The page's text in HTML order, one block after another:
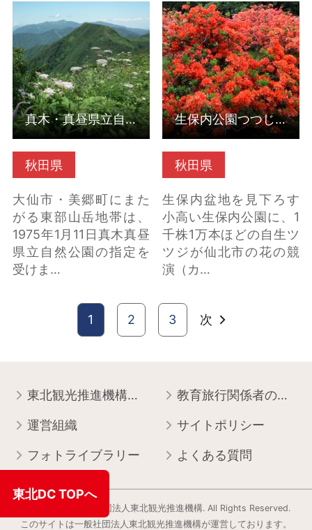
秋田県
大仙市・美郷町にまた
がる東部山岳地帯は、
1975年1月11日真木真昼
県立自然公園の指定を
受けま…
園（秋田県美郷町） の
詳細はこちら
真木・真昼県立自然公園（秋田県美郷町）
秋田県
生保内盆地を見下ろす
小高い生保内公園に、1
千株1万本ほどの自生ツ
ツジが仙北市の花の競
演（カ…
生保内公園つつじ祭り
（秋田県仙北市） の詳
細はこちら
生保内公園つつじ祭り（秋田県仙北市）
1 2 3 次
東北観光推進機構について 教育旅行関係者の皆様へ
運営組織 サイトポリシー
フォトライブラリー よくある質問
Copyright © 一般社団法人東北観光推進機構. All Rights Reserved.
このサイトは⼀般社団法⼈東北観光推進機構が運営しております。
東北DC TOPへ